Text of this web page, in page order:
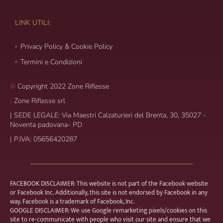
LINK UTILI:
Privacy Policy & Cookie Policy
Termini e Condizioni
© Copyright 2022 Zone Riflesse
| Zone Riflesse srl
| SEDE LEGALE: Via Maestri Calzaturieri del Brenta, 30, 35027 -
Noventa padovana- PD
| P.IVA: 05656420287
FACEBOOK DISCLAIMER: This website is not part of the Facebook website
or Facebook Inc. Additionally, this site is not endorsed by Facebook in any
way. Facebook is a trademark of Facebook, Inc.
GOOGLE DISCLAIMER: We use Google remarketing pixels/cookies on this
site to re-communicate with people who visit our site and ensure that we